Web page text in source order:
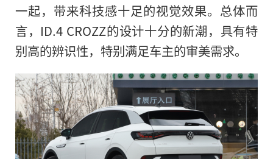
一起，带来科技感十足的视觉效果。总体而
言，ID.4 CROZZ的设计十分的新潮，具有特
别高的辨识性，特别满足车主的审美需求。